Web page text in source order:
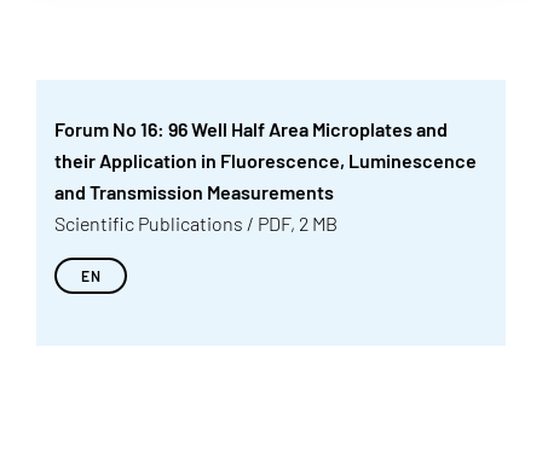
Forum No 16: 96 Well Half Area Microplates and
their Application in Fluorescence, Luminescence
and Transmission Measurements
Scientific Publications / PDF, 2 MB
EN